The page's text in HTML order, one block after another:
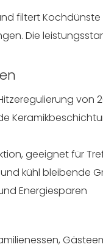
filtert
Die
von
geeignet für
kühl bleibende
Energiesparen